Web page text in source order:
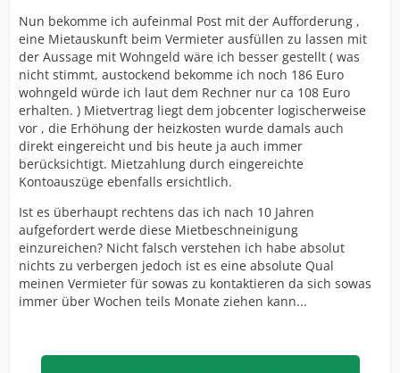
Nun bekomme ich aufeinmal Post mit der Aufforderung ,
eine Mietauskunft beim Vermieter ausfüllen zu lassen mit
der Aussage mit Wohngeld wäre ich besser gestellt ( was
nicht stimmt, austockend bekomme ich noch 186 Euro
wohngeld würde ich laut dem Rechner nur ca 108 Euro
erhalten. ) Mietvertrag liegt dem jobcenter logischerweise
vor , die Erhöhung der heizkosten wurde damals auch
direkt eingereicht und bis heute ja auch immer
berücksichtigt. Mietzahlung durch eingereichte
Kontoauszüge ebenfalls ersichtlich.
Ist es überhaupt rechtens das ich nach 10 Jahren
aufgefordert werde diese Mietbeschneinigung
einzureichen? Nicht falsch verstehen ich habe absolut
nichts zu verbergen jedoch ist es eine absolute Qual
meinen Vermieter für sowas zu kontaktieren da sich sowas
immer über Wochen teils Monate ziehen kann...